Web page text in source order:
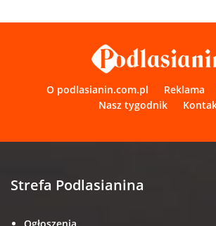
O podlasianin.com.pl Reklama
Nasz tygodnik
Strefa Podlasianina